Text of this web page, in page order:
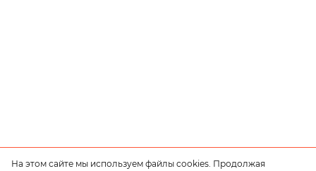
На этом сайте мы используем файлы cookies. Продолжая